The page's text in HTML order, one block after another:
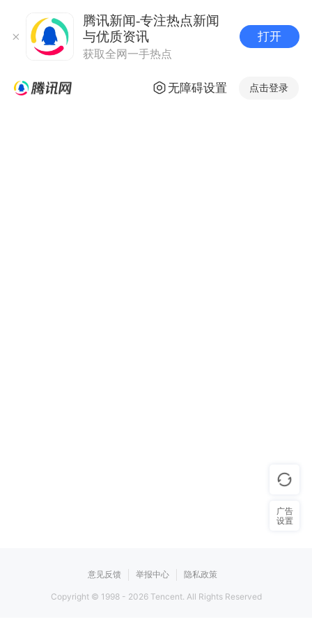
腾讯新闻-专注热点新闻
与优质资讯
获取全网一手热点
打开
无障碍设置 点击登录
意见反馈 举报中心 隐私政策
Copyright © 1998 - 2026Tencent. All Rights Reserved
广告
设置